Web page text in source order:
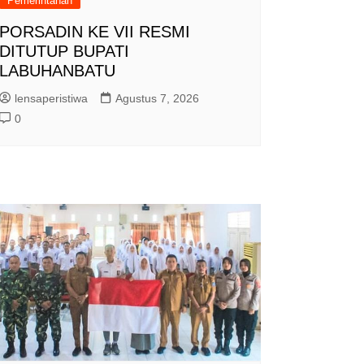
KE VII RESMI
BUPATI
lensaperistiwa
Agustus 7, 2026
0